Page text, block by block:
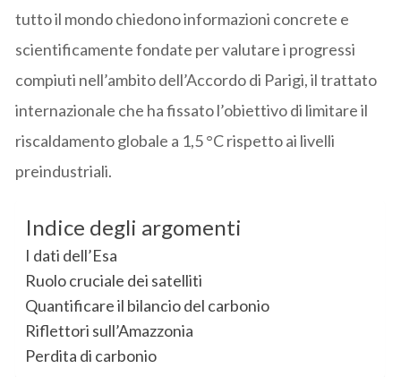
tutto il mondo chiedono informazioni concrete e
scientificamente fondate per valutare i progressi
compiuti nell’ambito dell’Accordo di Parigi, il trattato
internazionale che ha fissato l’obiettivo di limitare il
riscaldamento globale a 1,5 °C rispetto ai livelli
preindustriali.
Indice degli argomenti
I dati dell’Esa
Ruolo cruciale dei satelliti
Quantificare il bilancio del carbonio
Riflettori sull’Amazzonia
Perdita di carbonio